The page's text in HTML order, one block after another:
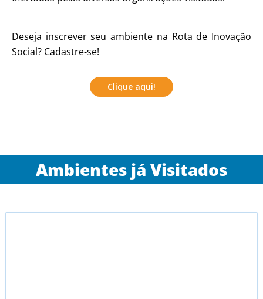
Deseja inscrever seu ambiente na Rota de Inovação
Social? Cadastre-se!
Clique aqui!
Ambientes já Visitados